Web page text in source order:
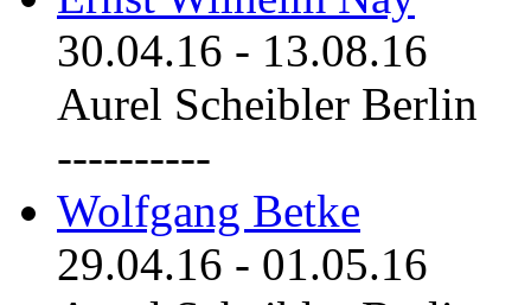
30.04.16 - 13.08.16
Aurel Scheibler Berlin
----------
Wolfgang Betke
29.04.16 - 01.05.16